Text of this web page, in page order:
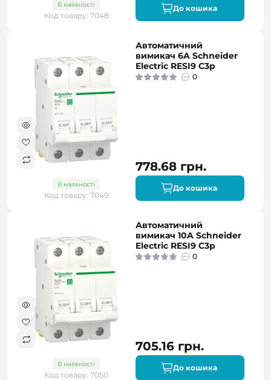
В наявності
Код товару: 7048
До кошика
В наявності
Код товару: 7049
Автоматичний
вимикач 6A Schneider
Electric RESI9 C3р
0
778.68 грн.
До кошика
В наявності
Код товару: 7050
Автоматичний
вимикач 10A Schneider
Electric RESI9 C3р
0
705.16 грн.
До кошика